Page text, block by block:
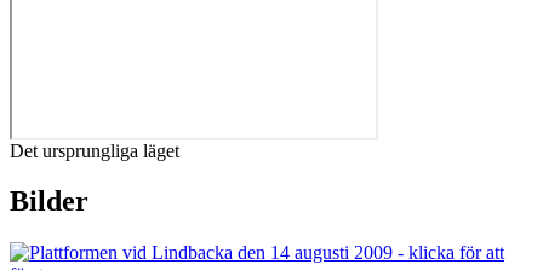
Det ursprungliga läget
Bilder